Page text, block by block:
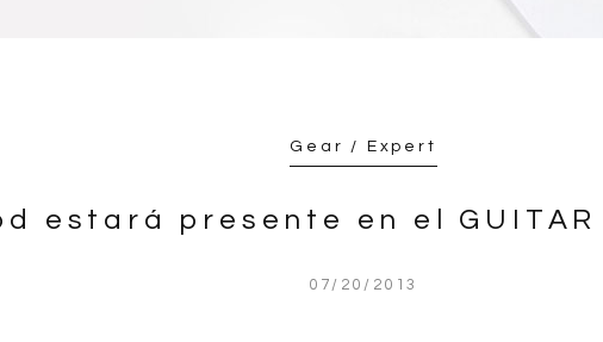
Gear / Expert
estará presente en el GUITAR
07/20/2013